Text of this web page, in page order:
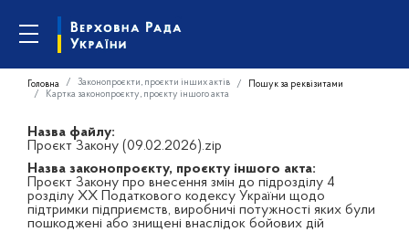
Головна Законопроєкти, проєкти інших актів
Пошук за реквізитами
Картка законопроєкту, проєкту іншого акта
Назва файлу:
Проєкт Закону (09.02.2026).zip
Назва законопроєкту, проєкту іншого акта:
Проєкт Закону про внесення змін до підрозділу 4
розділу ХХ Податкового кодексу України щодо
підтримки підприємств, виробничі потужності яких були
пошкоджені або знищені внаслідок бойових дій